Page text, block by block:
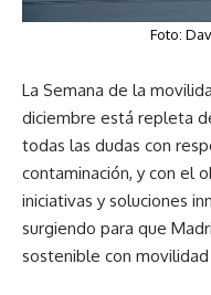
Foto:
La Semana de la
diciembre está repleta
todas las dudas con
contaminación, y con el
iniciativas y soluciones
surgiendo para que
sostenible con